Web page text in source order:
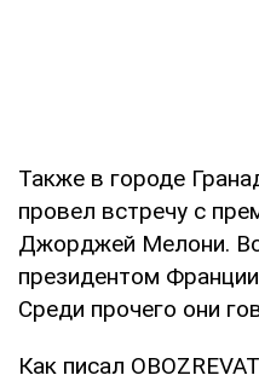
Также в городе
провел встречу с
Джорджей Мелони.
президентом
Среди прочего они
Как писал